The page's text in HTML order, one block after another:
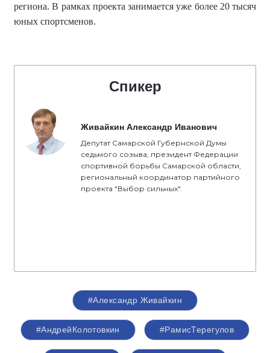
региона. В рамках проекта занимается уже более 20 тысяч
юных спортсменов.
Спикер
Живайкин Александр Иванович
Депутат Самарской Губернской Думы
седьмого созыва, президент Федерации
спортивной борьбы Самарской области,
региональный координатор партийного
проекта "Выбор сильных".
#Александр Живайкин
#АндрейКолотовкин #РамисТерегулов